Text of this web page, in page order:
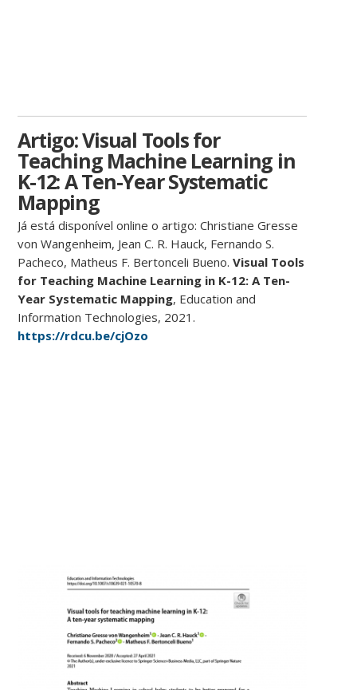
Artigo: Visual Tools for
Teaching Machine Learning in
K-12: A Ten-Year Systematic
Mapping
Já está disponível online o artigo: Christiane Gresse
von Wangenheim, Jean C. R. Hauck, Fernando S.
Pacheco, Matheus F. Bertonceli Bueno.Visual Tools
for Teaching Machine Learning in K-12: A Ten-
Year Systematic Mapping, Education and
Information Technologies, 2021.
https://rdcu.be/cjOzo